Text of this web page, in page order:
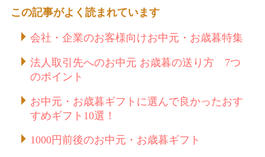
この記事がよく読まれています
会社・企業のお客様向けお中元・お歳暮特集
法人取引先へのお中元 お歳暮の送り方 7つ
のポイント
お中元・お歳暮ギフトに選んで良かったおす
すめギフト10選！
1000円前後のお中元・お歳暮ギフト